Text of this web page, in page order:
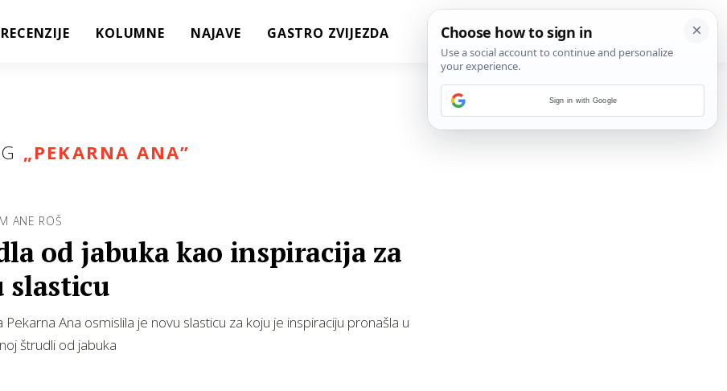
RECENZIJE KOLUMNE NAJAVE GASTRO ZVIJEZDA
„PEKARNA ANA”
ANE ROŠ
od jabuka kao inspiracija za
slasticu
Pekarna Ana osmislila je novu slasticu za koju je inspiraciju pronašla u
štrudli od jabuka
Sign in with Google